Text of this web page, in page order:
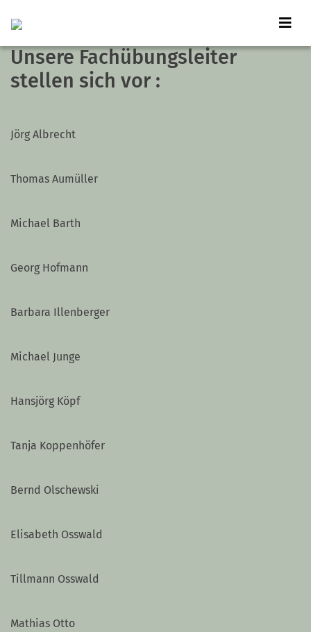
Unsere Fachübungsleiter
stellen sich vor :
Jörg Albrecht
Thomas Aumüller
Michael Barth
Georg Hofmann
Barbara Illenberger
Michael Junge
Hansjörg Köpf
Tanja Koppenhöfer
Bernd Olschewski
Elisabeth Osswald
Tillmann Osswald
Mathias Otto